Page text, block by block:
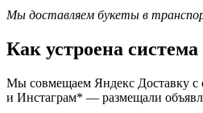
Мы доставляем букеты в
Как устроена
Мы совмещаем Яндекс Доставку с
и Инстаграм* — размещали